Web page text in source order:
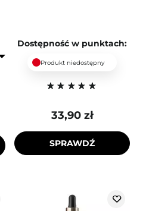
Dostępność w punktach:
Produkt niedostępny
33,90 zł
SPRAWDŹ